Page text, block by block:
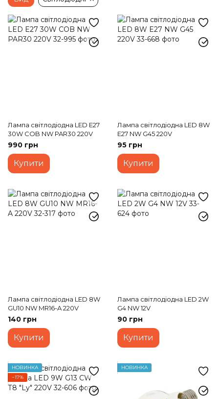
Лампа світлодіодна LED E27
30W COB NW PAR30 220V
990 грн
Купити
Лампа світлодіодна LED 8W
E27 NW G45 220V
95 грн
Купити
Лампа світлодіодна LED 8W
GU10 NW MR16-A 220V
140 грн
Купити
Лампа світлодіодна LED 2W
G4 NW 12V
90 грн
Купити
НОВИНКА
−17%
НОВИНКА